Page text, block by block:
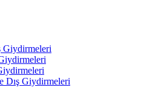
Giydirmeleri
Dış Giydirmeleri